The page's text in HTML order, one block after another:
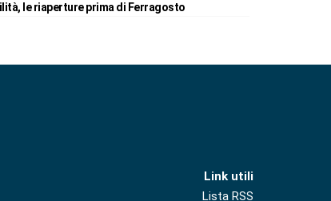
le riaperture prima di Ferragosto
Link utili
Lista RSS